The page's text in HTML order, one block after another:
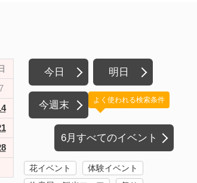
今日 明日
今週末
6月すべてのイベント
よく使われる検索条件
花イベント
体験イベント